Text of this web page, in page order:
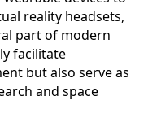
reality headsets,
part of modern
facilitate
but also serve as
and space